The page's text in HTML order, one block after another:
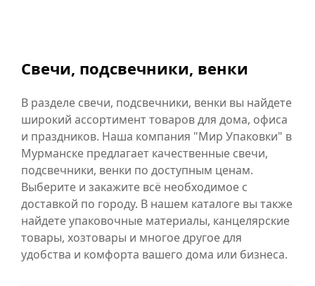
Свечи, подсвечники, венки
В разделе свечи, подсвечники, венки вы найдете
широкий ассортимент товаров для дома, офиса
и праздников. Наша компания "Мир Упаковки" в
Мурманске предлагает качественные свечи,
подсвечники, венки по доступным ценам.
Выберите и закажите всё необходимое с
доставкой по городу. В нашем каталоге вы также
найдете упаковочные материалы, канцелярские
товары, хозтовары и многое другое для
удобства и комфорта вашего дома или бизнеса.